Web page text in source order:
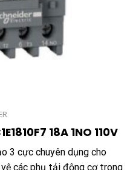
18A 1NO 110V
3 cực chuyên dụng cho
các phụ tải động cơ trong